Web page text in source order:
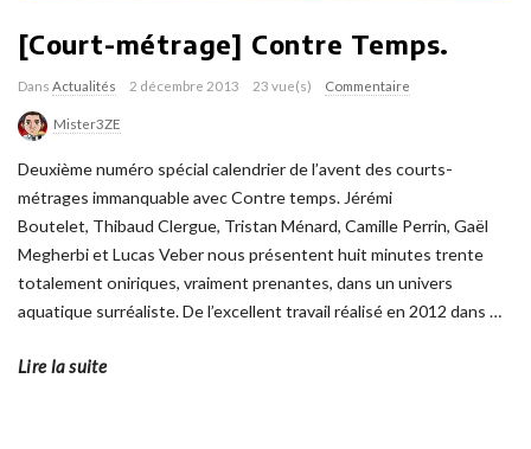
[Court-métrage] Contre Temps.
Dans Actualités 2 décembre 2013 23 vue(s) Commentaire
Mister3ZE
Deuxième numéro spécial calendrier de l’avent des courts-
métrages immanquable avec Contre temps. Jérémi
Boutelet, Thibaud Clergue, Tristan Ménard, Camille Perrin, Gaël
Megherbi et Lucas Veber nous présentent huit minutes trente
totalement oniriques, vraiment prenantes, dans un univers
aquatique surréaliste. De l’excellent travail réalisé en 2012 dans …
Lire la suite